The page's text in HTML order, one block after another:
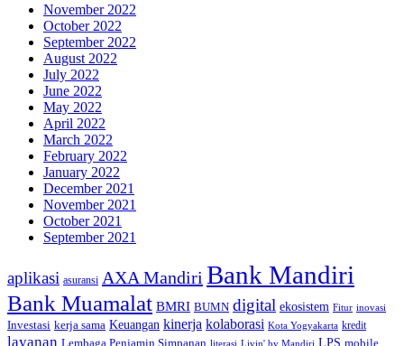
November 2022
October 2022
September 2022
August 2022
July 2022
June 2022
May 2022
April 2022
March 2022
February 2022
January 2022
December 2021
November 2021
October 2021
September 2021
aplikasi asuransi AXA Mandiri Bank Mandiri
Bank Muamalat BMRI BUMN digital ekosistem Fitur inovasi
Investasi kerja sama Keuangan kinerja kolaborasi Kota Yogyakarta kredit
layanan Lembaga Penjamin Simpanan literasi Livin' by Mandiri LPS mobile